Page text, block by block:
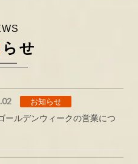
らせ
お知らせ
ールデンウィークの営業につ